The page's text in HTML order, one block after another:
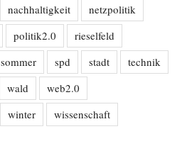
nachhaltigkeit
netzpolitik
politik2.0
rieselfeld
sommer spd stadt
technik
wald
web2.0
winter wissenschaft